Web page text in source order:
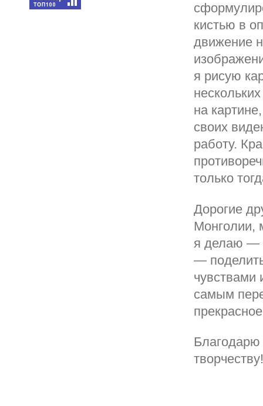
кистью в
движение
я рисую
на
своих
работу.
только
Дорогие
Монголии,
я делаю —
—
чувствами
самым
Благодарю
творчеству!